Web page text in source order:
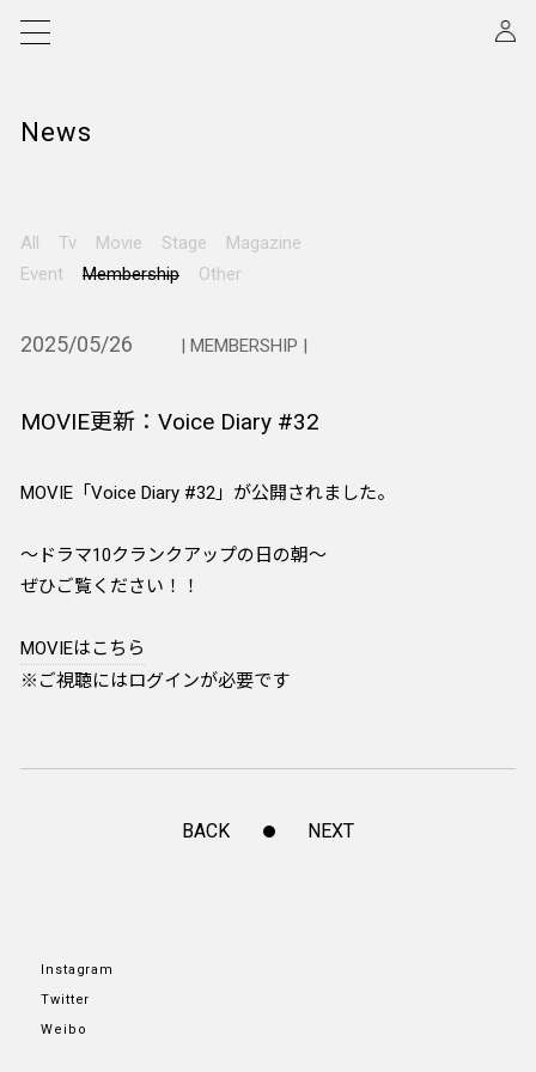
News
All Tv Movie Stage
Magazine
Event
Membership Other
2025/05/26 | MEMBERSHIP |
MOVIE更新：Voice Diary #32
MOVIE「Voice Diary #32」が公開されました。
～ドラマ10クランクアップの日の朝～
ぜひご覧ください！！
MOVIEはこちら
※ご視聴にはログインが必要です
BACK NEXT
Instagram
Twitter
Weibo